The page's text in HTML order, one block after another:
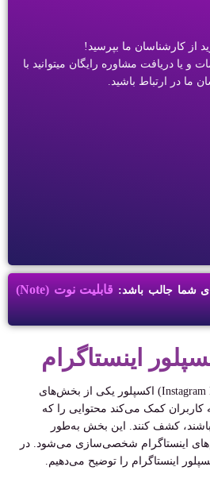
از کارشناسان ما بپرسید!
و یا دریافت مشاوره رایگان میتوانید با
ما در ارتباط باشید.
شما جالب باشد:
قابلیت نوت (Note)
اینستاگرام
اکسپلور اینستاگرام (Instagram Explore) اکسپلور یکی از بخش‌های
کاربران کمک می‌کند محتوایی را که
کشف کنند. این بخش به‌طور
اینستاگرام شخصی‌سازی می‌شود. در
اینستاگرام را توضیح می‌دهیم.